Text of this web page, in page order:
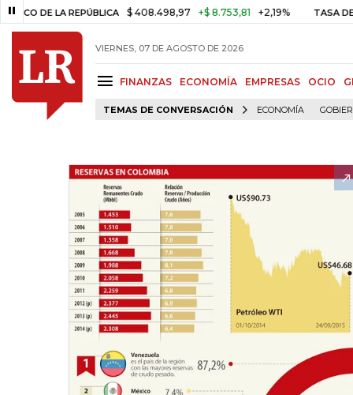
LA REPÚBLICA $ 408.498,97 +$ 8.753,81 +2,19% TASA DE USURA
VIERNES, 07 DE AGOSTO DE 2026
FINANZAS ECONOMÍA EMPRESAS OCIO
TEMAS DE CONVERSACIÓN ECONOMÍA